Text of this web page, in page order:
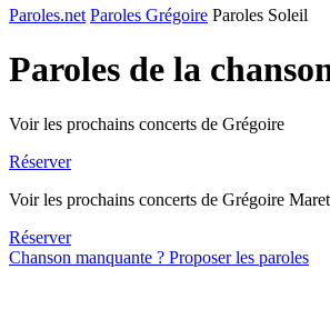
Paroles.net Paroles Grégoire Paroles Soleil
Paroles de la
Voir les prochains concerts de Grégoire
Réserver
Voir les prochains concerts de Grégoire Maret
Réserver
Chanson manquante ? Proposer les paroles